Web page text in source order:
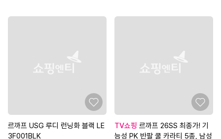
르까프 USG 루디 런닝화 블랙 LE
3F001BLK
TV쇼핑
능성 PK 반팔 쿨 카라티 5종, 남성